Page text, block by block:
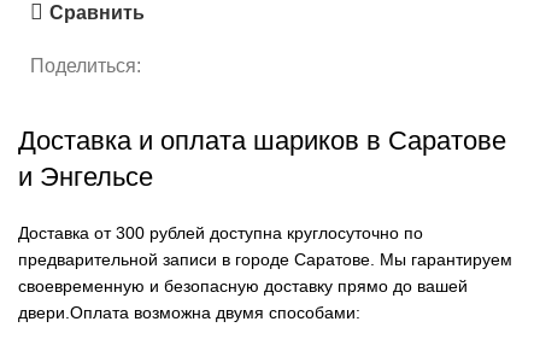
Сравнить
Поделиться:
Доставка и оплата шариков в Саратове
и Энгельсе
Доставка от 300 рублей доступна круглосуточно по
предварительной записи в городе Саратове. Мы гарантируем
своевременную и безопасную доставку прямо до вашей
двери.Оплата возможна двумя способами: